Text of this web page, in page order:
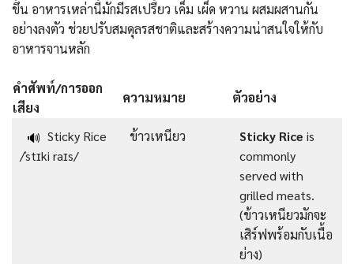
ขึ้น อาหารเหล่านี้มักมีรสเปรี้ยว เค็ม เผ็ด หวาน ผสมผสานกัน
อย่างลงตัว ช่วยปรับสมดุลรสชาติและสร้างความน่าสนใจให้กับ
อาหารจานหลัก
คำศัพท์/การออก
เสียง
ความหมาย ตัวอย่าง
🔊 Sticky Rice
/ˈstɪki raɪs/
ข้าวเหนียว Sticky Rice is
commonly
served with
grilled meats.
(ข้าวเหนียวมักจะ
เสิร์ฟพร้อมกับเนื้อ
ย่าง)